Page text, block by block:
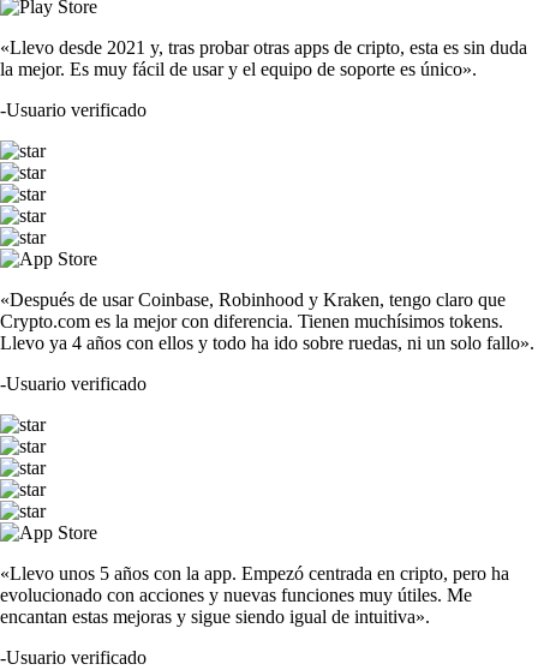
«Llevo desde 2021 y, tras probar otras apps de cripto, esta es sin duda
la mejor. Es muy fácil de usar y el equipo de soporte es único».
-Usuario verificado
«Después de usar Coinbase, Robinhood y Kraken, tengo claro que
Crypto.com es la mejor con diferencia. Tienen muchísimos tokens.
Llevo ya 4 años con ellos y todo ha ido sobre ruedas, ni un solo fallo».
-Usuario verificado
«Llevo unos 5 años con la app. Empezó centrada en cripto, pero ha
evolucionado con acciones y nuevas funciones muy útiles. Me
encantan estas mejoras y sigue siendo igual de intuitiva».
-Usuario verificado